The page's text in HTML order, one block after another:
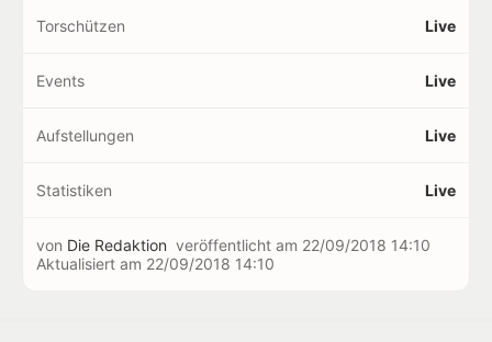
Torschützen Live
Events Live
Aufstellungen Live
Statistiken Live
von Die Redaktion veröffentlicht am 22/09/2018 14:10
Aktualisiert am 22/09/2018 14:10